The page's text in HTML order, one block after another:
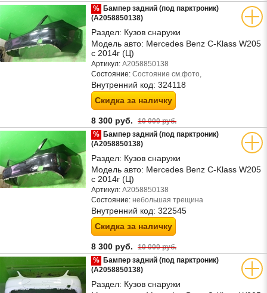
% Бампер задний (под парктроник)
(A2058850138)
Раздел: Кузов снаружи
Модель авто: Mercedes Benz C-Klass W205
с 2014г (Ц)
Артикул: A2058850138
Состояние: Состояние см.фото,
Внутренний код: 324118
Скидка за наличку
8 300 руб. 10 000 руб.
% Бампер задний (под парктроник)
(A2058850138)
Раздел: Кузов снаружи
Модель авто: Mercedes Benz C-Klass W205
с 2014г (Ц)
Артикул: A2058850138
Состояние: небольшая трещина
Внутренний код: 322545
Скидка за наличку
8 300 руб. 10 000 руб.
% Бампер задний (под парктроник)
(A2058850138)
Раздел: Кузов снаружи